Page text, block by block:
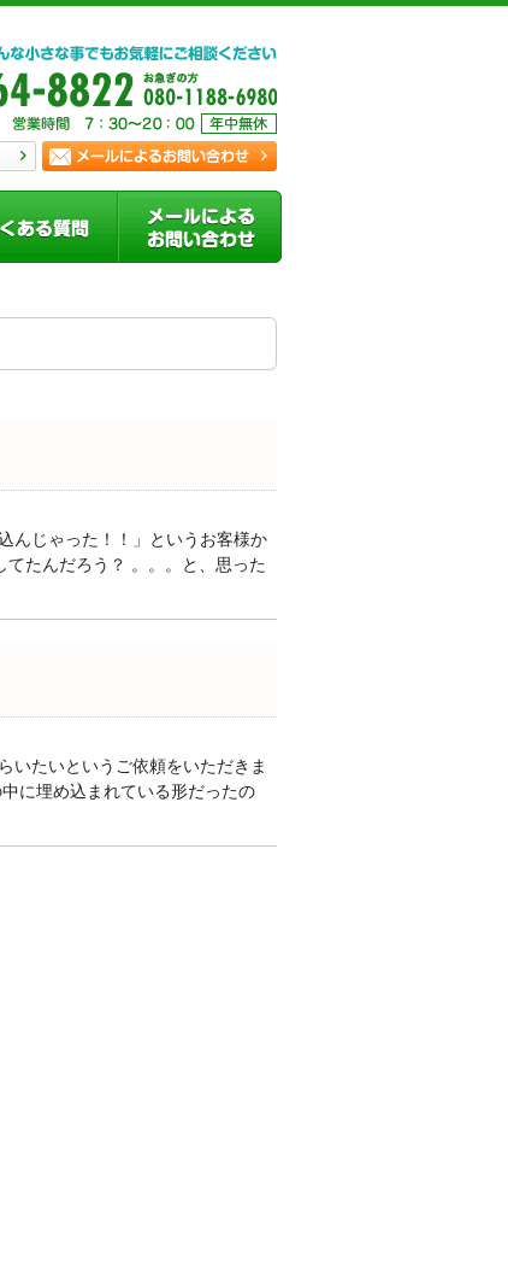
んじゃった！！」というお客様か
たんだろう？ 。。。と、思った
いたいというご依頼をいただきま
に埋め込まれている形だったの